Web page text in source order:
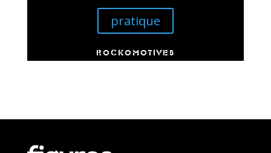
pratique
ROCKOMOTIVES